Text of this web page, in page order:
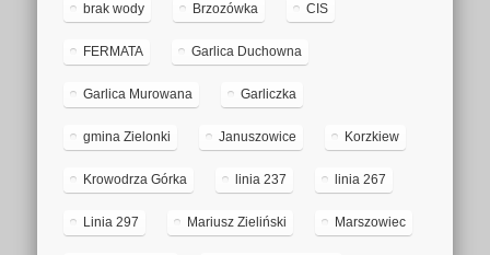
brak wody Brzozówka CIS
FERMATA Garlica Duchowna
Garlica Murowana Garliczka
gmina Zielonki Januszowice Korzkiew
Krowodrza Górka linia 237 linia 267
Linia 297 Mariusz Zieliński Marszowiec